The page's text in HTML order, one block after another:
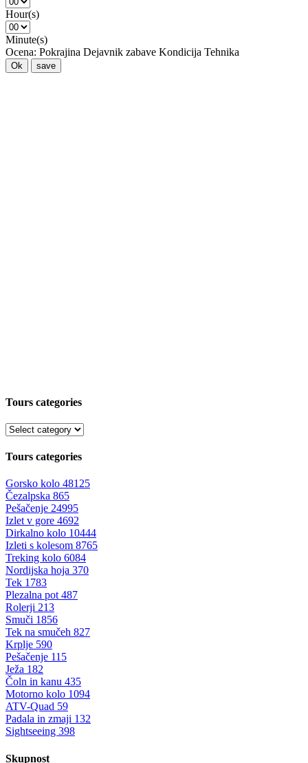
Hour(s)
Minute(s)
Ocena: Pokrajina Dejavnik zabave Kondicija Tehnika
Ok save
Tours categories
Tours categories
Gorsko kolo 48125
Čezalpska 865
Pešačenje 24995
Izlet v gore 4692
Dirkalno kolo 10444
Izleti s kolesom 8765
Treking kolo 6084
Nordijska hoja 370
Tek 1783
Plezalna pot 487
Rolerji 213
Smuči 1856
Tek na smučeh 827
Krplje 590
Pešačenje 115
Ježa 182
Čoln in kanu 435
Motorno kolo 1094
ATV-Quad 59
Padala in zmaji 132
Sightseeing 398
Skupnost